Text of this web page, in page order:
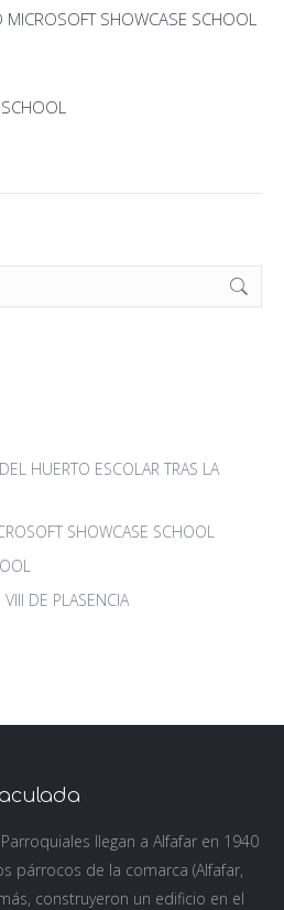
MICROSOFT SHOWCASE SCHOOL
HUERTO ESCOLAR TRAS LA
SHOWCASE SCHOOL
DE PLASENCIA
llegan a Alfafar en 1940
párrocos de la comarca (Alfafar,
construyeron un edificio en el